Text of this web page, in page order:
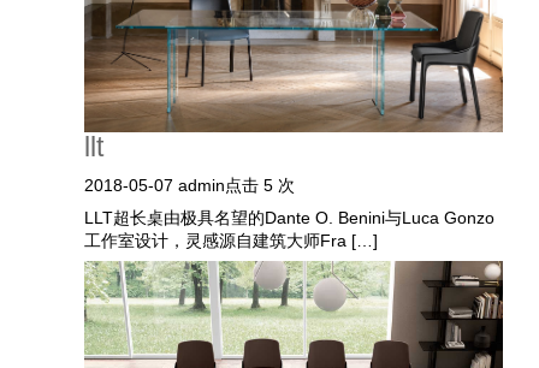
llt
2018-05-07 admin点击 5 次
LLT超长桌由极具名望的Dante O. Benini与Luca Gonzo
工作室设计，灵感源自建筑大师Fra […]